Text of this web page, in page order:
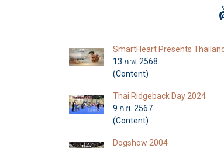
SmartHeart Presents
13 ก.พ. 2568
(Content)
Thai Ridgeback Day 2024
9 ก.ย. 2567
(Content)
Dogshow 2004